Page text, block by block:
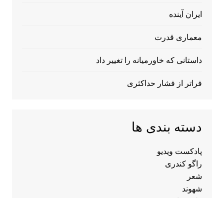
ایران آینده
معماری قدرت
داستانی که خاورمیانه را تغییر داد
فراتر از فشار حداکثری
دسته بندی ها
پادکست ویدیو
راگو کندری
شعر
شهوند